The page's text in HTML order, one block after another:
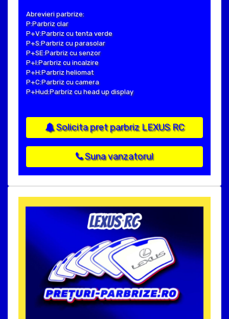
Abrevieri parbrize:
P:Parbriz clar
P+V:Parbriz cu tenta verde
P+S:Parbriz cu parasolar
P+SE:Parbriz cu senzor
P+I:Parbriz cu incalzire
P+H:Parbriz heliomat
P+C:Parbriz cu camera
P+Hud:Parbriz cu head up display
Solicita pret parbriz LEXUS RC
Suna vanzatorul